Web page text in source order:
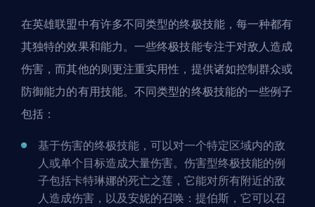
在英雄联盟中有许多不同类型的终极技能，每一种都有
其独特的效果和能力。一些终极技能专注于对敌人造成
伤害，而其他的则更注重实用性，提供诸如控制群众或
防御能力的有用技能。不同类型的终极技能的一些例子
包括：
基于伤害的终极技能，可以对一个特定区域内的敌
人或单个目标造成大量伤害。伤害型终极技能的例
子包括卡特琳娜的死亡之莲，它能对所有附近的敌
人造成伤害，以及安妮的召唤：提伯斯，它可以召